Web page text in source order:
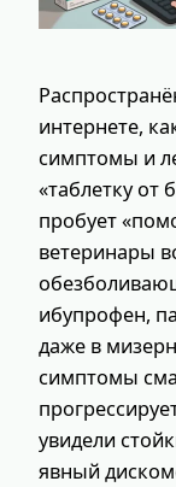
интернете,
симптомы и
«таблетку от
пробует
ветеринары
ибупрофен,
даже в
симптомы
увидели
явный